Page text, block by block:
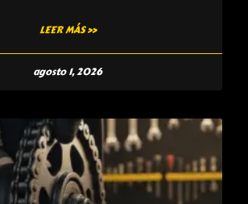
LEER MÁS »
agosto 1, 2026